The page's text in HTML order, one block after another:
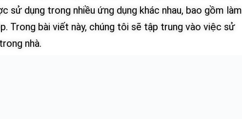
sử dụng trong nhiều ứng dụng khác nhau, bao gồm làm
Trong bài viết này, chúng tôi sẽ tập trung vào việc sử
nhà.